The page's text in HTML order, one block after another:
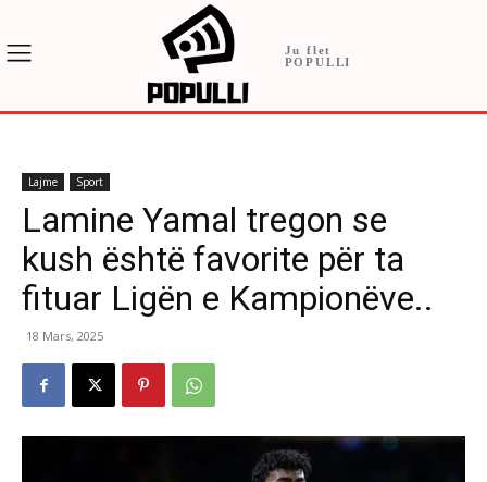
Ju flet
POPULLI
Lajme Sport
Lamine Yamal tregon se
kush është favorite për ta
fituar Ligën e Kampionëve..
18 Mars, 2025